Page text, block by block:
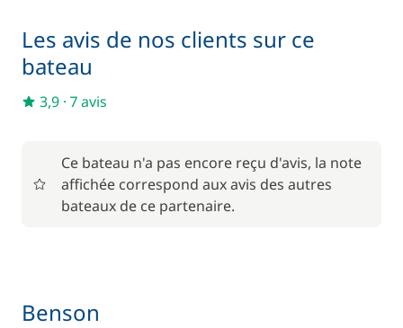
Serviettes
Animaux de compagnie 85,00 €
Location de vélo - Adulte
Les avis de nos clients sur ce
bateau
3,9 · 7 avis
Ce bateau n'a pas encore reçu d'avis, la note
affichée correspond aux avis des autres
bateaux de ce partenaire.
Benson